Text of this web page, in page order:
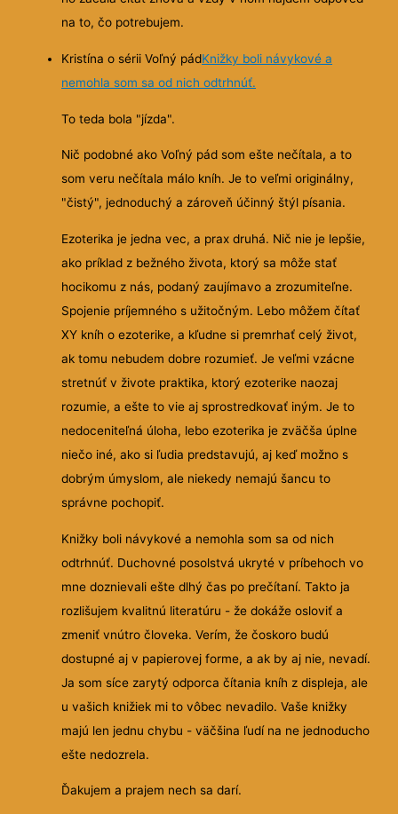
na to, čo potrebujem.
Kristína o sérii Voľný pádKnižky boli návykové a
nemohla som sa od nich odtrhnúť.
To teda bola "jízda".
Nič podobné ako Voľný pád som ešte nečítala, a to
som veru nečítala málo kníh. Je to veľmi originálny,
"čistý", jednoduchý a zároveň účinný štýl písania.
Ezoterika je jedna vec, a prax druhá. Nič nie je lepšie,
ako príklad z bežného života, ktorý sa môže stať
hocikomu z nás, podaný zaujímavo a zrozumiteľne.
Spojenie príjemného s užitočným. Lebo môžem čítať
XY kníh o ezoterike, a kľudne si premrhať celý život,
ak tomu nebudem dobre rozumieť. Je veľmi vzácne
stretnúť v živote praktika, ktorý ezoterike naozaj
rozumie, a ešte to vie aj sprostredkovať iným. Je to
nedoceniteľná úloha, lebo ezoterika je zväčša úplne
niečo iné, ako si ľudia predstavujú, aj keď možno s
dobrým úmyslom, ale niekedy nemajú šancu to
správne pochopiť.
Knižky boli návykové a nemohla som sa od nich
odtrhnúť. Duchovné posolstvá ukryté v príbehoch vo
mne doznievali ešte dlhý čas po prečítaní. Takto ja
rozlišujem kvalitnú literatúru - že dokáže osloviť a
zmeniť vnútro človeka. Verím, že čoskoro budú
dostupné aj v papierovej forme, a ak by aj nie, nevadí.
Ja som síce zarytý odporca čítania kníh z displeja, ale
u vašich knižiek mi to vôbec nevadilo. Vaše knižky
majú len jednu chybu - väčšina ľudí na ne jednoducho
ešte nedozrela.
Ďakujem a prajem nech sa darí.